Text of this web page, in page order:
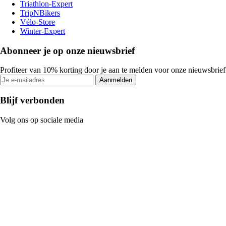
Triathlon-Expert
TripNBikers
Vélo-Store
Winter-Expert
Abonneer je op onze nieuwsbrief
Profiteer van 10% korting door je aan te melden voor onze nieuwsbrief
Aanmelden
Blijf verbonden
Volg ons op sociale media